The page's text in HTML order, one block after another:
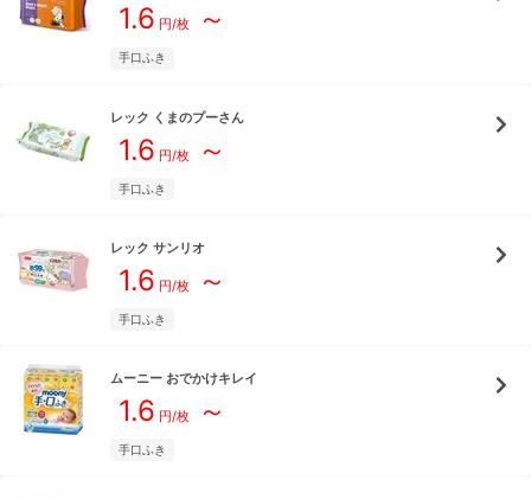
1.6 円/枚～
手口ふき
レック くまのプーさん
1.6 円/枚～
手口ふき
レック サンリオ
1.6 円/枚～
手口ふき
ムーニー おでかけキレイ
1.6 円/枚～
手口ふき